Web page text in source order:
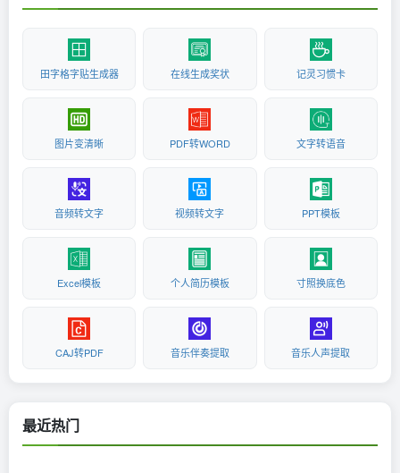
田字格字贴生成器 在线生成奖状 记灵习惯卡
图片变清晰 PDF转WORD 文字转语音
音频转文字 视频转文字 PPT模板
Excel模板 个人简历模板 寸照换底色
CAJ转PDF 音乐伴奏提取 音乐人声提取
最近热门